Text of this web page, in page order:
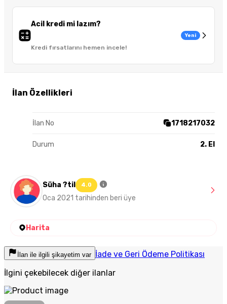
Acil kredi mi lazım?
Kredi fırsatlarını hemen incele!
Yeni
İlan Özellikleri
İlan No 1718217032
Durum 2. El
Süha ?til 4.0
Oca 2021 tarihinden beri üye
Harita
İlan ile ilgili şikayetim var İade ve Geri Ödeme Politikası
İlgini çekebilecek diğer ilanlar